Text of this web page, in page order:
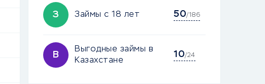
З Займы с 18 лет 50/186
В
Выгодные займы в
Казахстане
10/24